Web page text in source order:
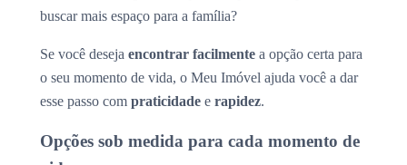
buscar mais espaço para a família?
Se você deseja encontrar facilmente a opção certa para
o seu momento de vida, o Meu Imóvel ajuda você a dar
esse passo com praticidade e rapidez.
Opções sob medida para cada momento de